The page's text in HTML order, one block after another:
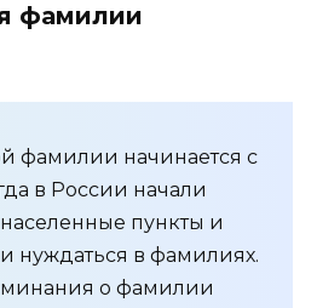
фамилии
фамилии начинается с
в России начали
пункты и
нуждаться в фамилиях.
о фамилии